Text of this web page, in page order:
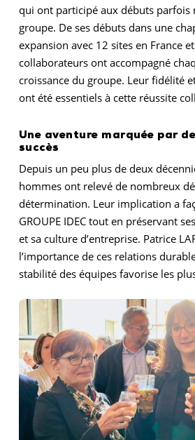
qui ont participé aux débuts parfois
groupe. De ses débuts dans une
expansion avec 12 sites en France
collaborateurs ont accompagné
croissance du groupe. Leur fidélité
ont été essentiels à cette réussite
Une aventure marquée par
succès
Depuis un peu plus de deux
hommes ont relevé de nombreux
détermination. Leur implication a
GROUPE IDEC tout en préservant
et sa culture d’entreprise. Patrice
l’importance de ces relations
stabilité des équipes favorise les